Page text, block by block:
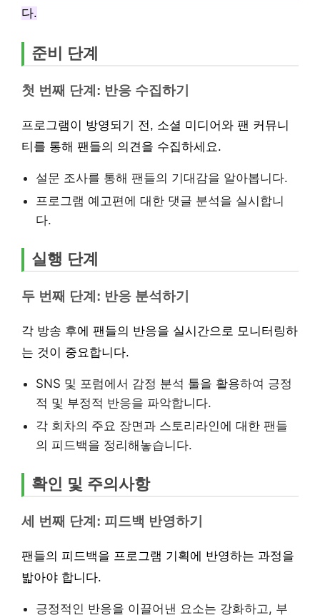
다.
준비 단계
첫 번째 단계: 반응 수집하기
프로그램이 방영되기 전, 소셜 미디어와 팬 커뮤니
티를 통해 팬들의 의견을 수집하세요.
설문 조사를 통해 팬들의 기대감을 알아봅니다.
프로그램 예고편에 대한 댓글 분석을 실시합니
다.
실행 단계
두 번째 단계: 반응 분석하기
각 방송 후에 팬들의 반응을 실시간으로 모니터링하
는 것이 중요합니다.
SNS 및 포럼에서 감정 분석 툴을 활용하여 긍정
적 및 부정적 반응을 파악합니다.
각 회차의 주요 장면과 스토리라인에 대한 팬들
의 피드백을 정리해놓습니다.
확인 및 주의사항
세 번째 단계: 피드백 반영하기
팬들의 피드백을 프로그램 기획에 반영하는 과정을
밟아야 합니다.
긍정적인 반응을 이끌어낸 요소는 강화하고, 부